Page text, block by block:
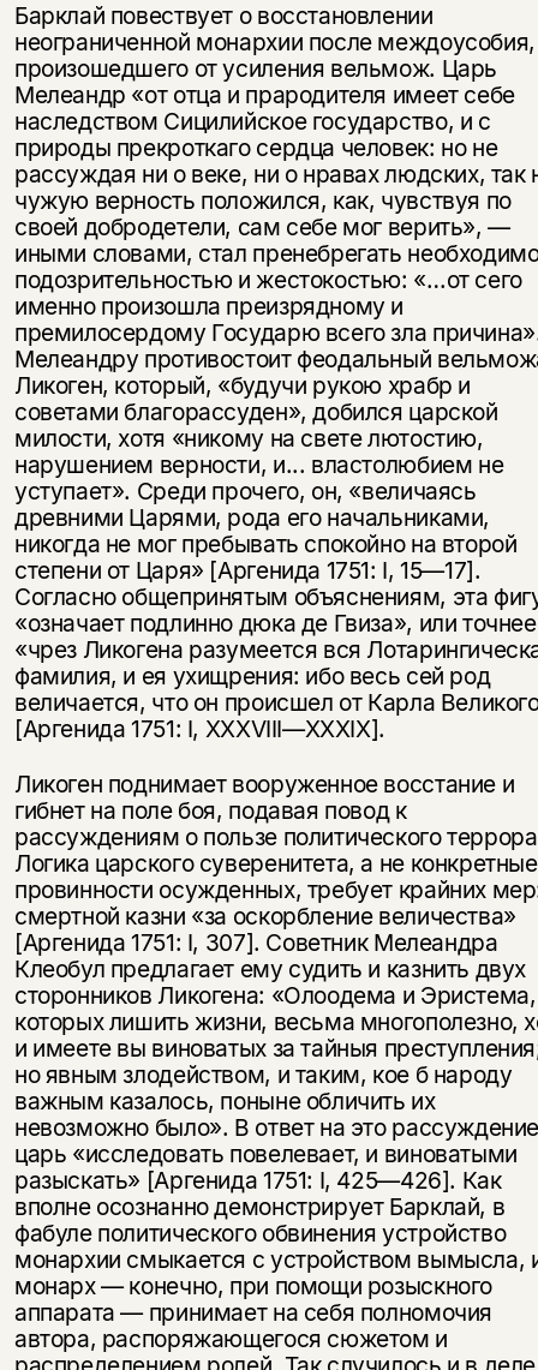
Барклай повествует о восстановлении
неограниченной монархии после междоусобия,
произошедшего от усиления вельмож. Царь
Мелеандр «от отца и прародителя имеет себе
наследством Сицилийское государство, и с
природы прекроткаго сердца человек: но не
рассуждая ни о веке, ни о нравах людских, так
чужую верность положился, как, чувствуя по
своей добродетели, сам себе мог верить», —
иными словами, стал пренебрегать
подозрительностью и жестокостью: «…от сего
именно произошла преизрядному и
премилосердому Государю всего зла
Мелеандру противостоит феодальный
Ликоген, который, «будучи рукою храбр и
советами благорассуден», добился царской
милости, хотя «никому на свете лютостию,
нарушением верности, и... властолюбием не
уступает». Среди прочего, он, «величаясь
древними Царями, рода его начальниками,
никогда не мог пребывать спокойно на второй
степени от Царя» [Аргенида 1751: I, 15—17].
Согласно общепринятым объяснениям, эта
«означает подлинно дюка де Гвиза», или
«чрез Ликогена разумеется вся
фамилия, и ея ухищрения: ибо весь сей род
величается, что он происшел от Карла
[Аргенида 1751: I, XXXVIII—XXXIX].
Ликоген поднимает вооруженное восстание и
гибнет на поле боя, подавая повод к
рассуждениям о пользе политического
Логика царского суверенитета, а не конкретные
провинности осужденных, требует крайних
смертной казни «за оскорбление величества»
[Аргенида 1751: I, 307]. Советник Мелеандра
Клеобул предлагает ему судить и казнить двух
сторонников Ликогена: «Олоодема и Эристема,
которых лишить жизни, весьма многополезно,
и имеете вы виноватых за тайныя
но явным злодейством, и таким, кое б народу
важным казалось, поныне обличить их
невозможно было». В ответ на это
царь «исследовать повелевает, и виноватыми
разыскать» [Аргенида 1751: I, 425—426]. Как
вполне осознанно демонстрирует Барклай, в
фабуле политического обвинения устройство
монархии смыкается с устройством вымысла,
монарх — конечно, при помощи розыскного
аппарата — принимает на себя полномочия
автора, распоряжающегося сюжетом и